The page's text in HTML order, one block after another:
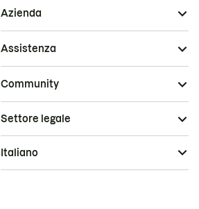
Azienda
Assistenza
Community
Settore legale
Italiano